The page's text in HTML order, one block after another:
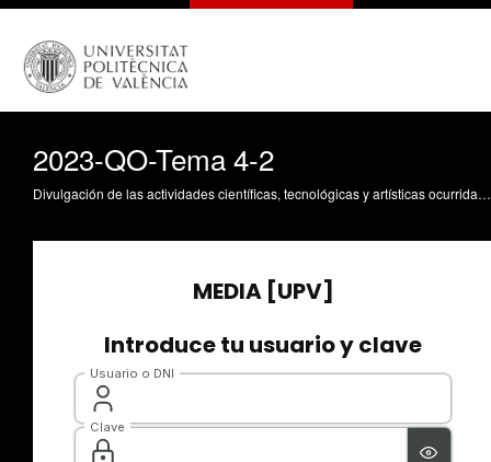
2023-QO-Tema 4-2
Divulgación de las actividades científicas, tecnológicas y artísticas ocurridas en los tres campus de la UPV